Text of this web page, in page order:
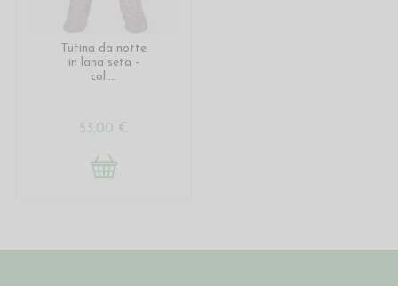
Tutina da notte
in lana seta -
col....
53,00 €